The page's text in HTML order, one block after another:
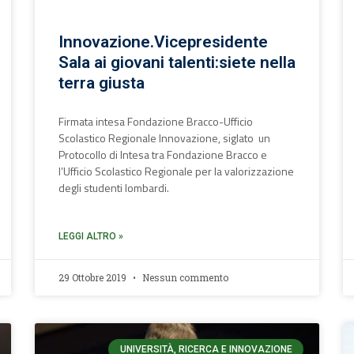
Innovazione.Vicepresidente
Sala ai giovani talenti:siete nella
terra giusta
Firmata intesa Fondazione Bracco-Ufficio
Scolastico Regionale Innovazione, siglato un
Protocollo di Intesa tra Fondazione Bracco e
l’Ufficio Scolastico Regionale per la valorizzazione
degli studenti lombardi.
LEGGI ALTRO »
29 Ottobre 2019 Nessun commento
UNIVERSITÀ, RICERCA E INNOVAZIONE